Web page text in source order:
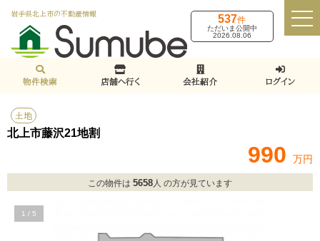
岩手県北上市の不動産情報 537件
ただいま公開中
2026.08.06
物件検索 店舗へ行く 会社紹介 ログイン
土地
北上市藤沢21地割
990 万円
この物件は 5658人 の方が見ています
1 / 5